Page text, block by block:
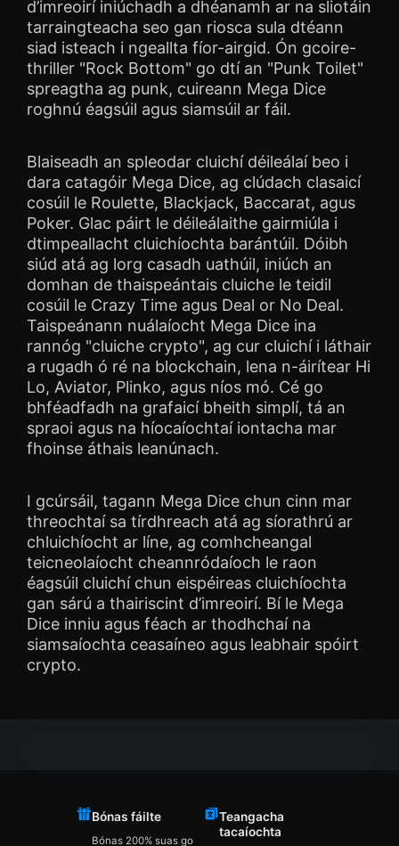
d’imreoirí iniúchadh a dhéanamh ar na sliotáin
tarraingteacha seo gan riosca sula dtéann
siad isteach i ngeallta fíor-airgid. Ón gcoire-
thriller "Rock Bottom" go dtí an "Punk Toilet"
spreagtha ag punk, cuireann Mega Dice
roghnú éagsúil agus siamsúil ar fáil.
Blaiseadh an spleodar cluichí déileálaí beo i
dara catagóir Mega Dice, ag clúdach clasaicí
cosúil le Roulette, Blackjack, Baccarat, agus
Poker. Glac páirt le déileálaithe gairmiúla i
dtimpeallacht cluichíochta barántúil. Dóibh
siúd atá ag lorg casadh uathúil, iniúch an
domhan de thaispeántais cluiche le teidil
cosúil le Crazy Time agus Deal or No Deal.
Taispeánann nuálaíocht Mega Dice ina
rannóg "cluiche crypto", ag cur cluichí i láthair
a rugadh ó ré na blockchain, lena n-áirítear Hi
Lo, Aviator, Plinko, agus níos mó. Cé go
bhféadfadh na grafaicí bheith simplí, tá an
spraoi agus na híocaíochtaí iontacha mar
fhoinse áthais leanúnach.
I gcúrsáil, tagann Mega Dice chun cinn mar
threochtaí sa tírdhreach atá ag síorathrú ar
chluichíocht ar líne, ag comhcheangal
teicneolaíocht cheannródaíoch le raon
éagsúil cluichí chun eispéireas cluichíochta
gan sárú a thairiscint d’imreoirí. Bí le Mega
Dice inniu agus féach ar thodhchaí na
siamsaíochta ceasaíneo agus leabhair spóirt
crypto.
Bónas fáilte
Bónas 200% suas go
Teangacha
tacaíochta